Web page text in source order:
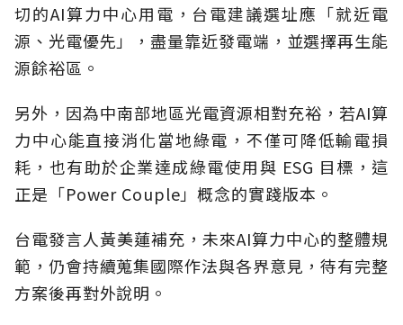
切的AI算力中心用電，台電建議選址應「就近電
源、光電優先」，盡量靠近發電端，並選擇再生能
源餘裕區。
另外，因為中南部地區光電資源相對充裕，若AI算
力中心能直接消化當地綠電，不僅可降低輸電損
耗，也有助於企業達成綠電使用與 ESG 目標，這
正是「Power Couple」概念的實踐版本。
台電發言人黃美蓮補充，未來AI算力中心的整體規
範，仍會持續蒐集國際作法與各界意見，待有完整
方案後再對外說明。